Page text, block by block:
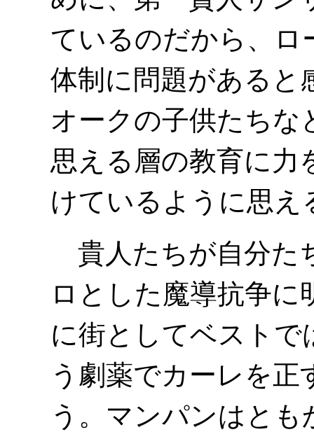
ているのだから、ロ
体制に問題があると
オークの子供たちな
思える層の教育に力
けているように思え
貴人たちが自分た
ロとした魔導抗争
に街としてベスト
う劇薬でカーレを
う。マンパンはと